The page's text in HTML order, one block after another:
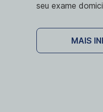
seu exame
MAIS